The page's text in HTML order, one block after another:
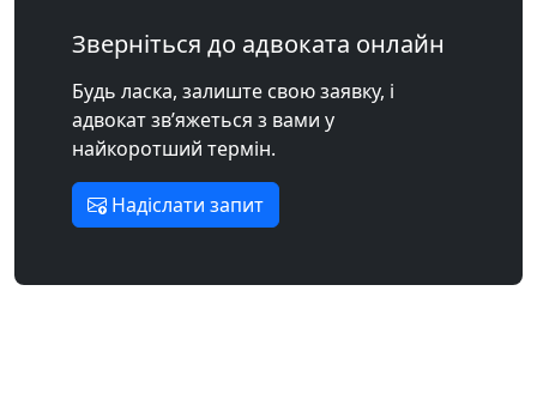
Зверніться до адвоката онлайн
Будь ласка, залиште свою заявку, і
адвокат зв’яжеться з вами у
найкоротший термін.
Надіслати запит